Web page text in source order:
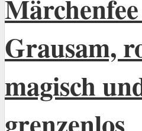
Grausam,
magisch